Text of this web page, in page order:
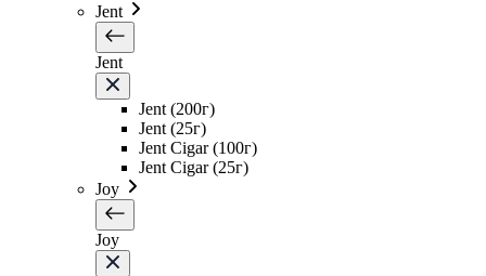
Jent
Jent
Jent (200г)
Jent (25г)
Jent Cigar (100г)
Jent Cigar (25г)
Joy
Joy